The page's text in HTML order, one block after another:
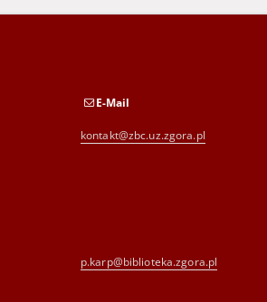
E-Mail
kontakt@zbc.uz.zgora.pl
p.karp@biblioteka.zgora.pl